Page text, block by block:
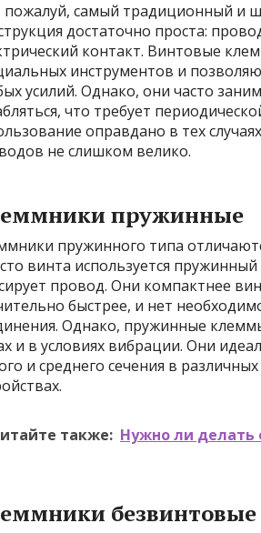
пожалуй, самый традиционный и
достаточно проста:
контакт. Винтовые
инструментов и
усилий. Однако, они часто
что требует
оправдано в тех
не слишком велико.
пружинные
пружинного типа
винта используется
провод. Они компактнее
быстрее, и нет
Однако, пружинные
и в условиях вибрации. Они
и среднего сечения в
также: Нужно ли делать
безвинтовые